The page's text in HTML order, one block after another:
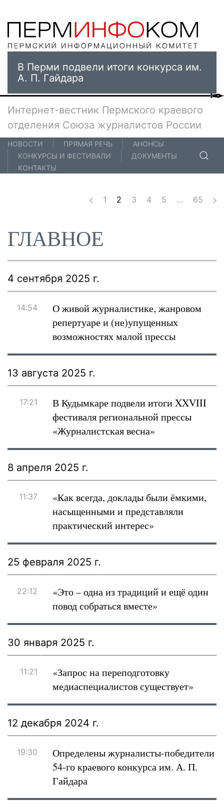
В Перми подвели итоги конкурса им.
А. П. Гайдара
Интернет-вестник Пермского краевого
отделения Союза журналистов России
НОВОСТИ ПРЯМАЯ РЕЧЬ
АНОНСЫ
КОНКУРСЫ И ФЕСТИВАЛИ
ДОКУМЕНТЫ
КОНТАКТЫ
1 2 3 4 5 … 65
ГЛАВНОЕ
4 сентября 2025 г.
14:54
О живой журналистике, жанровом
репертуаре и (не)упущенных
возможностях малой прессы
13 августа 2025 г.
17:21
В Кудымкаре подвели итоги XXVIII
фестиваля региональной прессы
«Журналистская весна»
8 апреля 2025 г.
11:37
«Как всегда, доклады были ёмкими,
насыщенными и представляли
практический интерес»
25 февраля 2025 г.
22:12
«Это – одна из традиций и ещё один
повод собраться вместе»
30 января 2025 г.
11:21
«Запрос на переподготовку
медиаспециалистов существует»
12 декабря 2024 г.
19:30
Определены журналисты-победители
54-го краевого конкурса им. А. П.
Гайдара